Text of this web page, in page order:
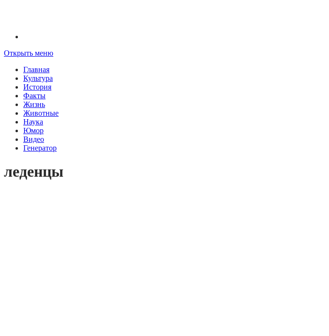
Открыть меню
Главная
Культура
История
Факты
Жизнь
Животные
Наука
Юмор
Видео
Генератор
леденцы